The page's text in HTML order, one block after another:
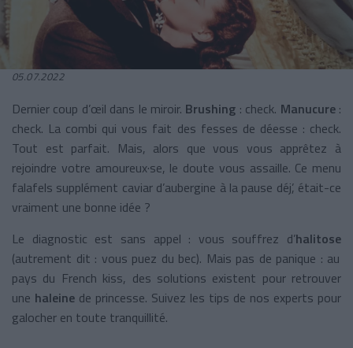
05.07.2022
Dernier coup d’œil dans le miroir. Brushing : check. Manucure:
check. La combi qui vous fait des fesses de déesse : check.
Tout est parfait. Mais, alors que vous vous apprêtez à
rejoindre votre amoureux·se, le doute vous assaille. Ce menu
falafels supplément caviar d’aubergine à la pause déj’, était-ce
vraiment une bonne idée ?
Le diagnostic est sans appel : vous souffrez d’halitose
(autrement dit : vous puez du bec). Mais pas de panique : au
pays du French kiss, des solutions existent pour retrouver
une haleine de princesse. Suivez les tips de nos experts pour
galocher en toute tranquillité.